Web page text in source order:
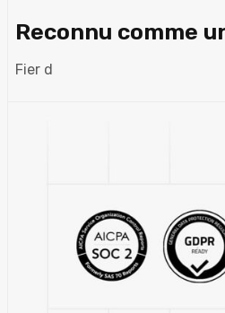
Reconnu comme
Fier d